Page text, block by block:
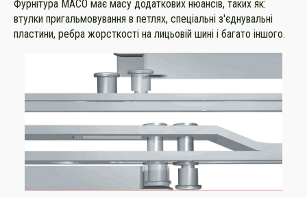
Фурнітура МАСО має масу додаткових нюансів, таких як:
втулки пригальмовування в петлях, спеціальні з'єднувальні
пластини, ребра жорсткості на лицьовій шині і багато іншого.